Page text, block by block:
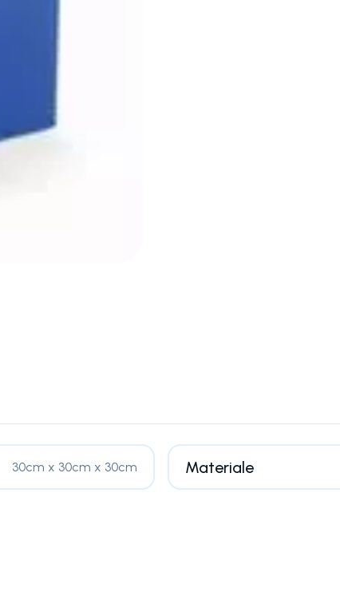
30cm x 30cm x 30cm Materiale